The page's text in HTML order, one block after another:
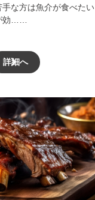
な方は魚介が食べた
効……
詳細へ